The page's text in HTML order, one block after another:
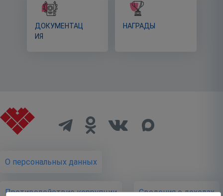
ДОКУМЕНТАЦ
ИЯ
НАГРАДЫ
О персональных данных
Противодействие коррупции Cведения о доходах